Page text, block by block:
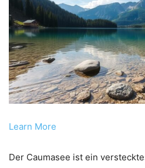
Learn More
Der Caumasee ist ein